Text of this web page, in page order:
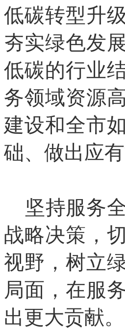
低碳转型升
夯实绿色发
低碳的行业
务领域资源
建设和全市
础、做出应有
坚持服务
战略决策，
视野，树立
局面，在服
出更大贡献。